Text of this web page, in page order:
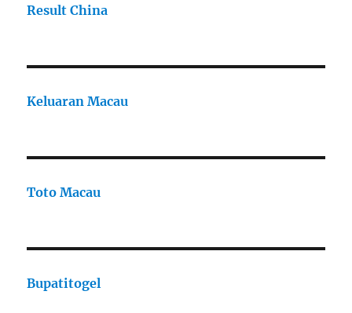
Result China
Keluaran Macau
Toto Macau
Bupatitogel